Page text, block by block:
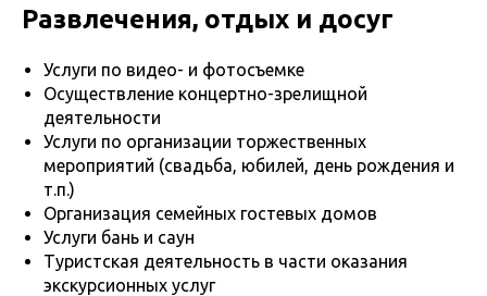
Развлечения, отдых и досуг
Услуги по видео- и фотосъемке
Осуществление концертно-зрелищной
деятельности
Услуги по организации торжественных
мероприятий (свадьба, юбилей, день рождения и
т.п.)
Организация семейных гостевых домов
Услуги бань и саун
Туристская деятельность в части оказания
экскурсионных услуг